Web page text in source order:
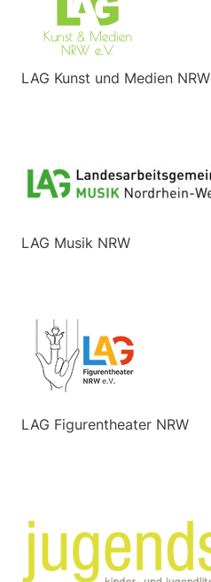
LAG Kunst und Medien NRW
LAG Musik NRW
LAG Figurentheater NRW